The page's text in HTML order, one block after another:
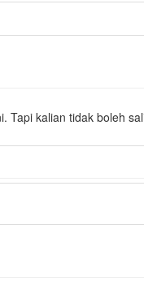
Tapi kalian tidak boleh